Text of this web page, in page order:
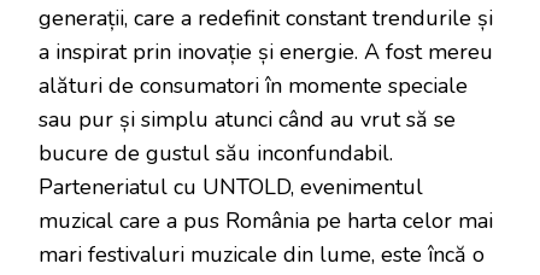
generații, care a redefinit constant trendurile și
a inspirat prin inovație și energie. A fost mereu
alături de consumatori în momente speciale
sau pur și simplu atunci când au vrut să se
bucure de gustul său inconfundabil.
Parteneriatul cu UNTOLD, evenimentul
muzical care a pus România pe harta celor mai
mari festivaluri muzicale din lume, este încă o